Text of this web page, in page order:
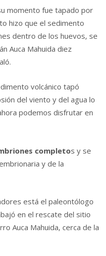
momento fue tapado por
hizo que el sedimento
dentro de los huevos, se
Auca Mahuida diez
volcánico tapó
del viento y del agua lo
podemos disfrutar en
completos y se
y de la
está el paleontólogo
en el rescate del sitio
Auca Mahuida, cerca de la